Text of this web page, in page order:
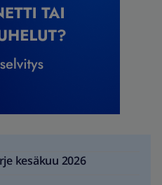
kesäkuu 2026